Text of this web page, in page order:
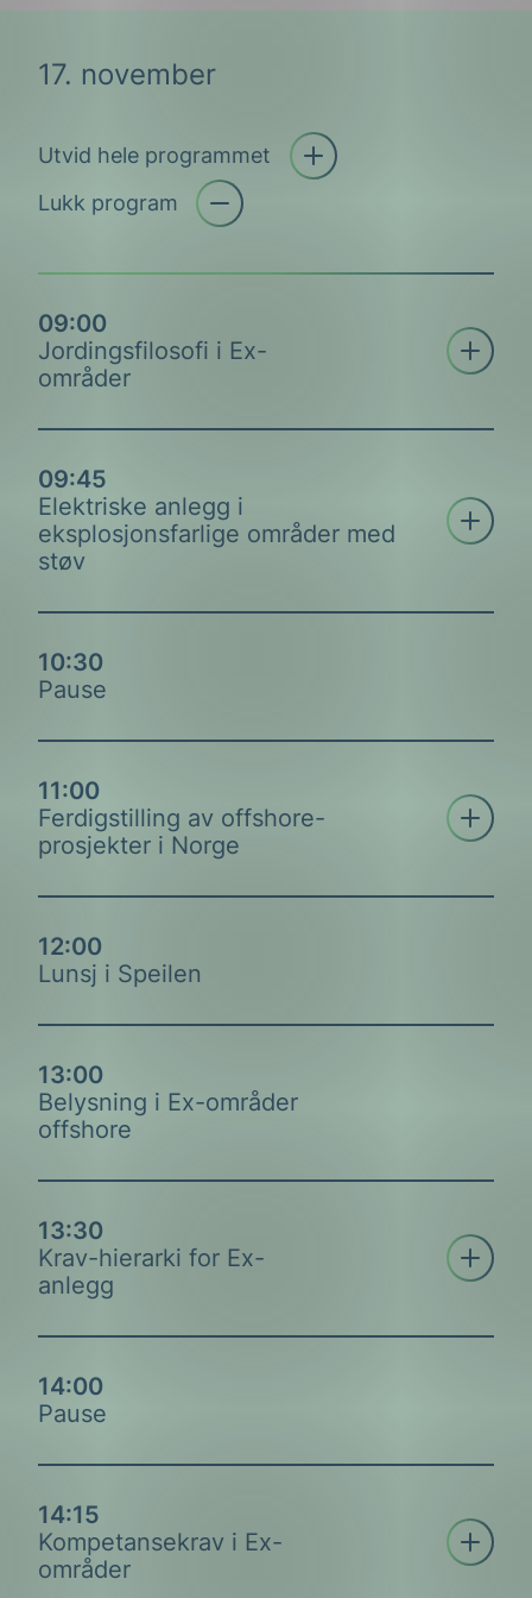
Geir Ottersen, Equinor ASA
17. november
Utvid hele programmet
Lukk program
Åpne trekkspill
09:00
Jordingsfilosofi i Ex-
områder
Åpne
Arne Nossum, Equinor ASA & Lars
Morten Nesse, Valaris Norge
09:45
Elektriske anlegg i
eksplosjonsfarlige områder med
støv
Åpne
Fabrikksjef Tor-Erik Røynesdal &
Aslak Svindland, Cargill
10:30
Pause
11:00
Ferdigstilling av offshore-
prosjekter i Norge
Åpne
Dag-Ove Fauskanger, Kværner &
Lennart Jardstål, Equinor ASA
12:00
Lunsj i Speilen
13:00
Belysning i Ex-områder
offshore
13:30
Krav-hierarki for Ex-
anlegg
Åpne
14:00
Pause
14:15
Kompetansekrav i Ex-
områder
Åpne